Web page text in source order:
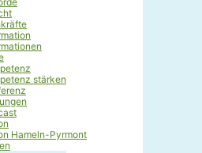
stärken
Hameln-Pyrmont